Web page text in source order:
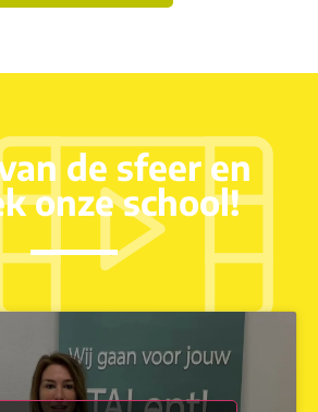
de sfeer en
onze school!